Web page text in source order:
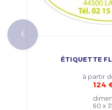
ÉTIQUETTE
à partir
124
60 x